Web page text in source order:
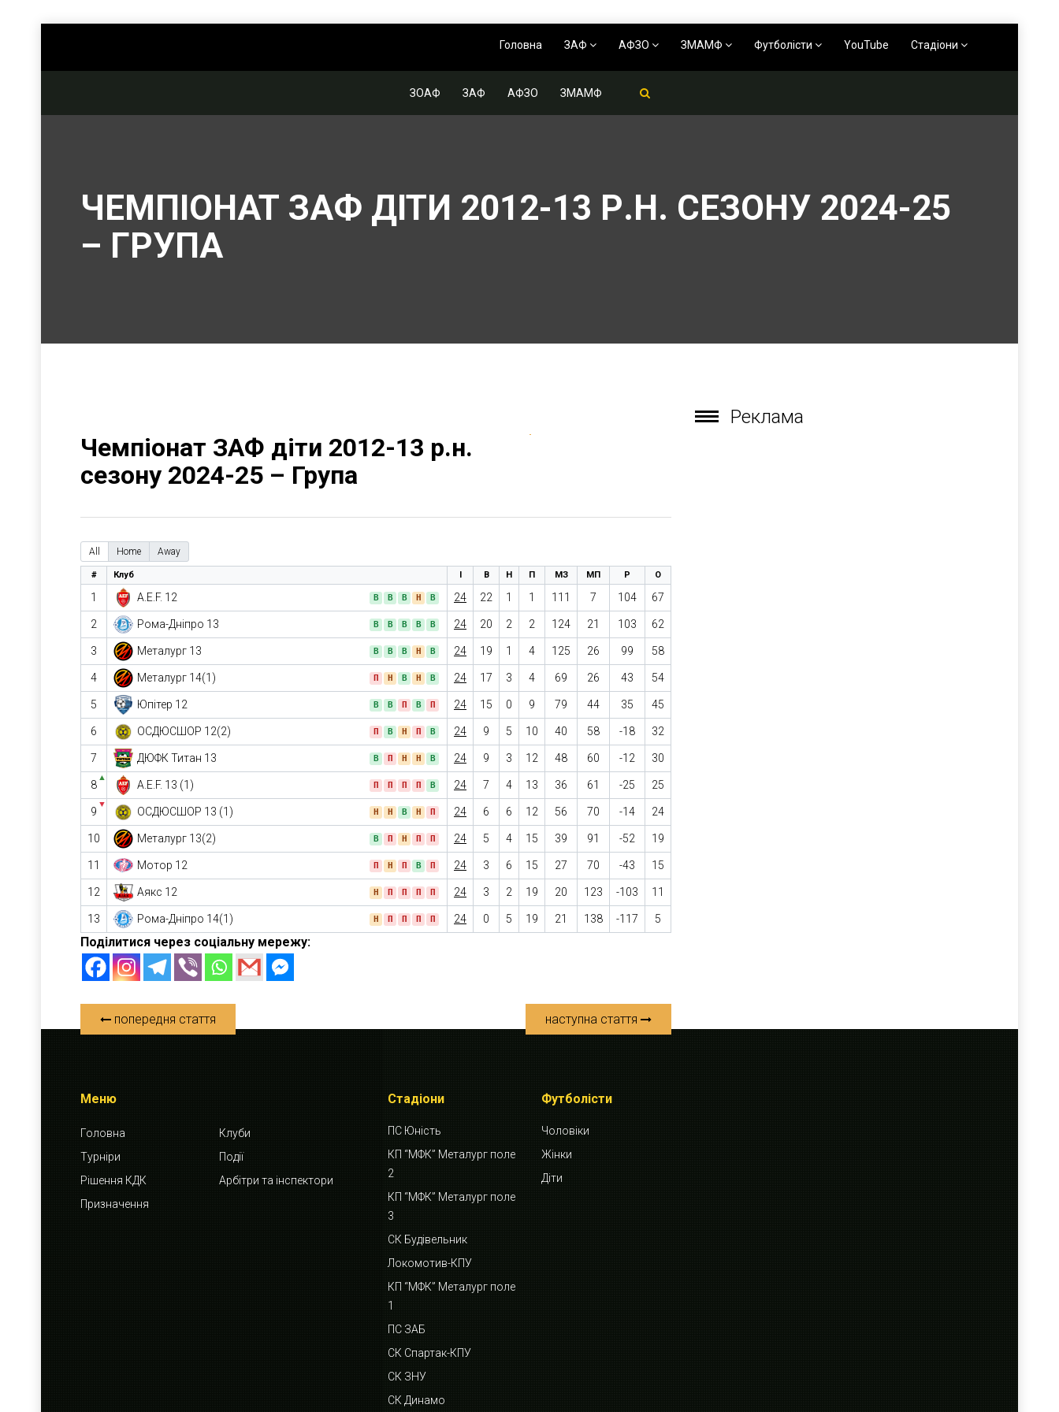
Головна ЗАФ АФЗО ЗМАМФ Футболісти YouTube Стадіони
ЗОАФ ЗАФ АФЗО ЗМАМФ
ЧЕМПІОНАТ ЗАФ ДІТИ 2012-13 Р.Н. СЕЗОНУ 2024-25
– ГРУПА
Чемпіонат ЗАФ діти 2012-13 р.н.
сезону 2024-25 – Група
All Home Away
# Клуб І В Н П МЗ МП Р О
1 A.E.F. 12 В В В Н В 24 22 1 1 111 7 104 67
2 Рома-Дніпро 13 В В В В В 24 20 2 2 124 21 103 62
3 Металург 13 В В В Н В 24 19 1 4 125 26 99 58
4 Металург 14(1) П Н В Н В 24 17 3 4 69 26 43 54
5 Юпітер 12 В В П В П 24 15 0 9 79 44 35 45
6 ОСДЮСШОР 12(2) П В Н П В 24 9 5 10 40 58 -18 32
7 ДЮФК Титан 13 В П Н Н В 24 9 3 12 48 60 -12 30
8
▲
A.E.F. 13 (1) П П П П В 24 7 4 13 36 61 -25 25
9
▼
ОСДЮСШОР 13 (1) Н Н В Н П 24 6 6 12 56 70 -14 24
10 Металург 13(2) В П Н П П 24 5 4 15 39 91 -52 19
11 Мотор 12 П Н П В П 24 3 6 15 27 70 -43 15
12 Аякс 12 Н П П П П 24 3 2 19 20 123 -103 11
13 Рома-Дніпро 14(1) Н П П П П 24 0 5 19 21 138 -117 5
Поділитися через соціальну мережу:
попередня стаття наступна стаття
Реклама
Меню
Головна
Клуби
Турніри
Події
Рішення КДК
Арбітри та інспектори
Призначення
Стадіони
ПС Юність
КП “МФК” Металург поле
2
КП “МФК” Металург поле
3
СК Будівельник
Локомотив-КПУ
КП “МФК” Металург поле
1
ПС ЗАБ
СК Спартак-КПУ
СК ЗНУ
СК Динамо
Футболісти
Чоловіки
Жінки
Діти